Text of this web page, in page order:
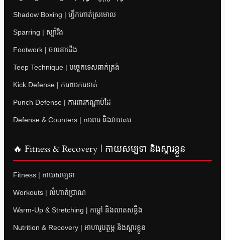
Shadow Boxing | ហ្វឹកហាត់ស្រមោល
Sparring | ស្ប៉ារីង
Footwork | ចលនាជើង
Teep Technique | បច្ចេកទេសធាក់ត្រង់
Kick Defense | ការពារការទាត់
Punch Defense | ការពារកណ្តាប់ដៃ
Defense & Counters | ការពារ និងវាយតប
🔥 Fitness & Recovery | កាយសម្បទា និងស្តារខ្លួន
Fitness | កាយសម្បទា
Workouts | លំហាត់ប្រាណ
Warm-Up & Stretching | កម្តៅ និងលាតសន្ធឹង
Nutrition & Recovery | អាហារូបត្ថម្ភ និងស្តារខ្លួន